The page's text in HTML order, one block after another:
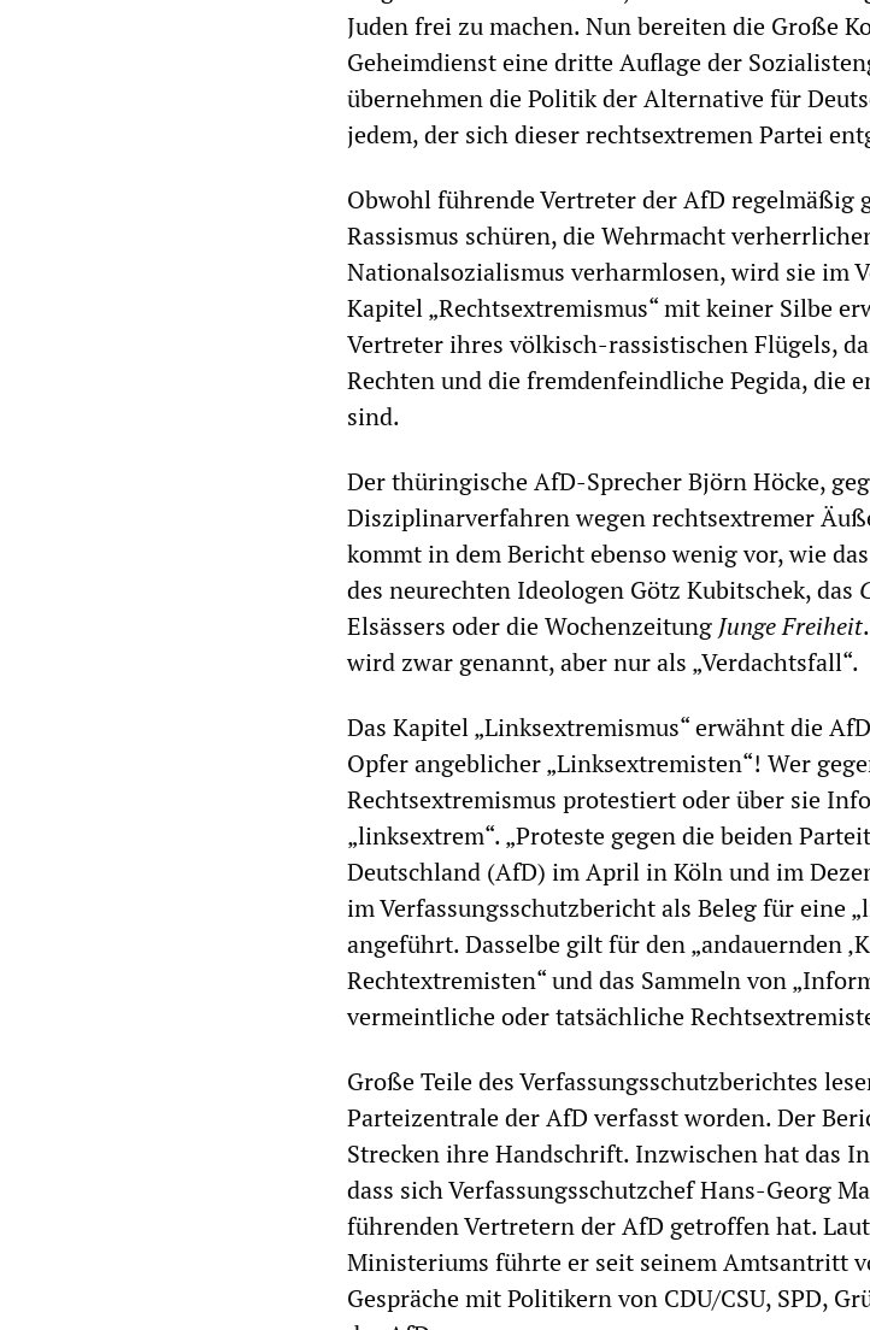
Juden frei zu machen. Nun bereiten die Große
Geheimdienst eine dritte Auflage der
übernehmen die Politik der Alternative für
jedem, der sich dieser rechtsextremen Partei
Obwohl führende Vertreter der AfD regelmäßig
Rassismus schüren, die Wehrmacht
Nationalsozialismus verharmlosen, wird sie im
Kapitel „Rechtsextremismus“ mit keiner Silbe
Vertreter ihres völkisch-rassistischen Flügels,
Rechten und die fremdenfeindliche Pegida, die
sind.
Der thüringische AfD-Sprecher Björn Höcke,
Disziplinarverfahren wegen rechtsextremer
kommt in dem Bericht ebenso wenig vor, wie
des neurechten Ideologen Götz Kubitschek, das
Elsässers oder die Wochenzeitung Junge Freiheit
wird zwar genannt, aber nur als „Verdachtsfall“.
Das Kapitel „Linksextremismus“ erwähnt die
Opfer angeblicher „Linksextremisten“! Wer
Rechtsextremismus protestiert oder über sie
„linksextrem“. „Proteste gegen die beiden
Deutsch­land (AfD) im April in Köln und im
im Verfassungsschutzbericht als Beleg für eine
angeführt. Dasselbe gilt für den „andauernden
Rechtextremisten“ und das Sammeln von
vermeintliche oder tatsäch­liche
Große Teile des Verfassungsschutzberichtes
Parteizentrale der AfD verfasst worden. Der
Strecken ihre Handschrift. Inzwischen hat das
dass sich Verfassungsschutzchef Hans-Georg
führenden Vertretern der AfD getroffen hat.
Ministeriums führte er seit seinem Amtsantritt
Gespräche mit Politikern von CDU/CSU, SPD,